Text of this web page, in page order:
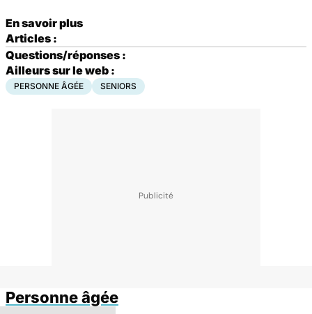
En savoir plus
Articles :
Questions/réponses :
Ailleurs sur le web :
PERSONNE ÂGÉE SENIORS
Personne âgée